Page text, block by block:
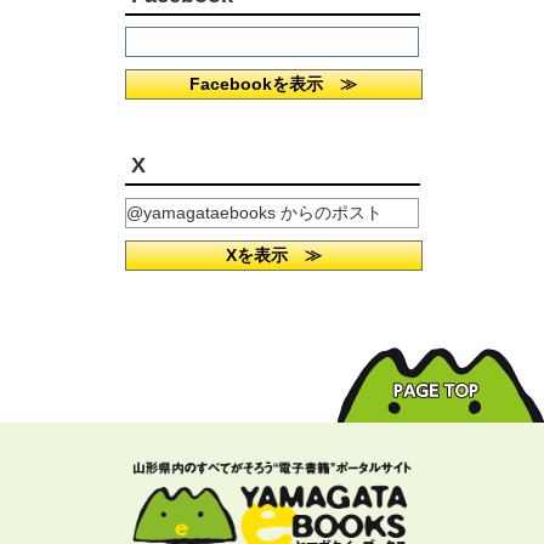
Facebookを表示 ≫
X
@yamagataebooks からのポスト
Xを表示 ≫